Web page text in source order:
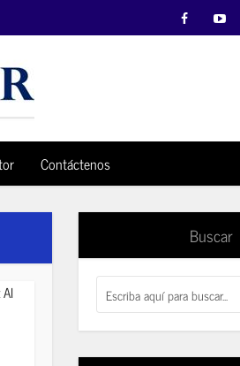
Contáctenos
Buscar